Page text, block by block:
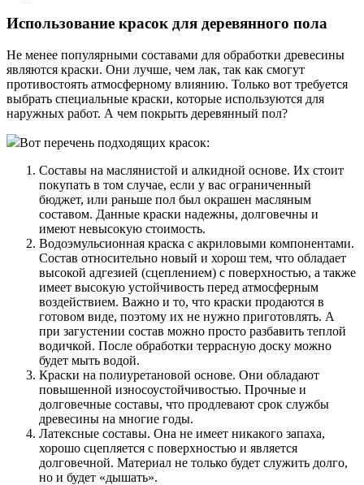
Использование красок для деревянного пола
Не менее популярными составами для обработки древесины
являются краски. Они лучше, чем лак, так как смогут
противостоять атмосферному влиянию. Только вот требуется
выбрать специальные краски, которые используются для
наружных работ. А чем покрыть деревянный пол?
Вот перечень подходящих красок:
Составы на маслянистой и алкидной основе. Их стоит
покупать в том случае, если у вас ограниченный
бюджет, или раньше пол был окрашен масляным
составом. Данные краски надежны, долговечны и
имеют невысокую стоимость.
Водоэмульсионная краска с акриловыми компонентами.
Состав относительно новый и хорош тем, что обладает
высокой адгезией (сцеплением) с поверхностью, а также
имеет высокую устойчивость перед атмосферным
воздействием. Важно и то, что краски продаются в
готовом виде, поэтому их не нужно приготовлять. А
при загустении состав можно просто разбавить теплой
водичкой. После обработки террасную доску можно
будет мыть водой.
Краски на полиуретановой основе. Они обладают
повышенной износоустойчивостью. Прочные и
долговечные составы, что продлевают срок службы
древесины на многие годы.
Латексные составы. Она не имеет никакого запаха,
хорошо сцепляется с поверхностью и является
долговечной. Материал не только будет служить долго,
но и будет «дышать».